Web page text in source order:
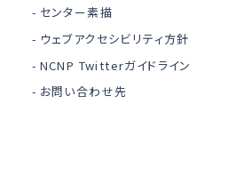
センター素描
ウェブアクセシビリティ方針
NCNP Twitterガイドライン
お問い合わせ先